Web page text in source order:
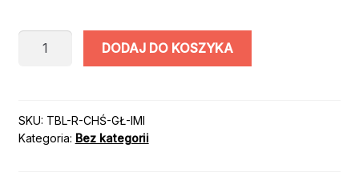
ilość
CHRZEST
RÓŻOWA
DODAJ DO KOSZYKA
SKU: TBL-R-CHŚ-GŁ-IMI
Kategoria: Bez kategorii